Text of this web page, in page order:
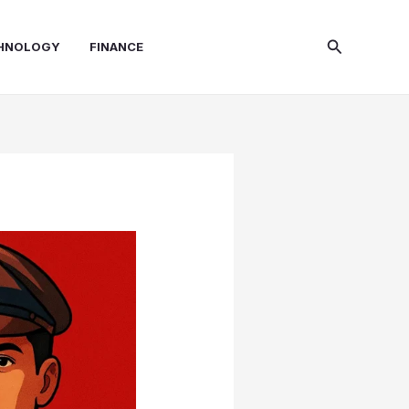
FINANCE Search